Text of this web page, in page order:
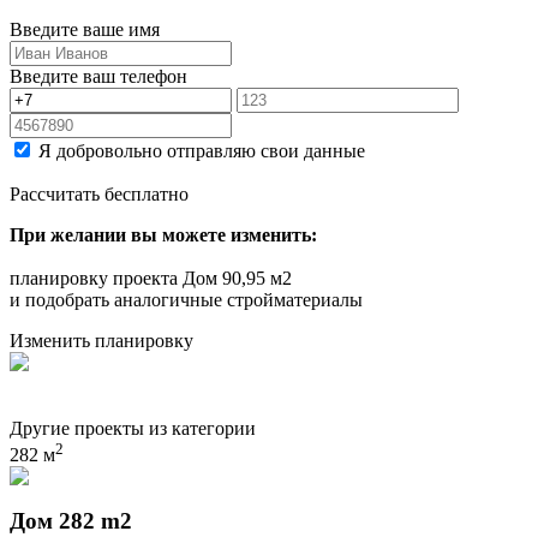
Введите ваше имя
Введите ваш телефон
Я добровольно отправляю свои данные
Рассчитать бесплатно
При желании вы можете изменить:
планировку проекта Дом 90,95 м2
и подобрать аналогичные стройматериалы
Изменить планировку
Другие проекты из категории
282 м2
Дом 282 m2